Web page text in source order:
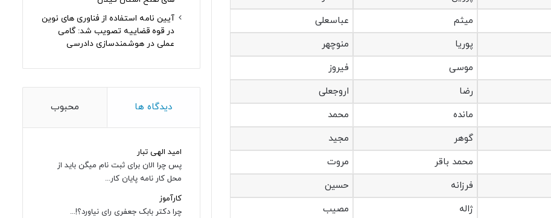
میثم
عباسعلی
پوریا
منوچهر
موسی
فیروز
رضا
اروجعلی
مانده
محمد
گوهر
مجید
محمد باقر
مروت
فرزانه
حسین
ژاله
مصیب
آیین نامه استفاده از فناوری های نوین
در قوه قضاییه تصویب شد: گامی
عملی در هوشمندسازی دادرسی
دیدگاه ها محبوب
امید الهی تبار
پس چرا الان برای ثبت نام میگن باید از
محل کار نامه پایان کار...
کارآموز
چرا دکتر بابک جعفری رای نیاورد؟!...